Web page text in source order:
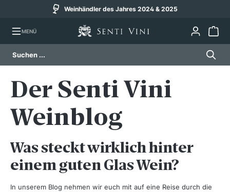
Weinhändler des Jahres 2024 & 2025
MENÜ
Der Senti Vini
Weinblog
Was steckt wirklich hinter
einem guten Glas Wein?
In unserem Blog nehmen wir euch mit auf eine Reise durch die